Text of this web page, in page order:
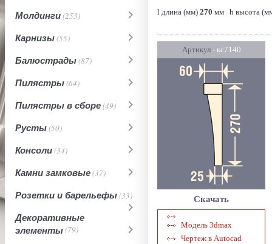
Молдинги(253)
Карнизы(55)
Балюстрады(87)
Пилястры(64)
Пилястры в сборе(49)
Русты(50)
Консоли(34)
Камни замковые(37)
Розетки и барельефы(33)
Декоративные
элементы(79)
l длина (мм) 270 мм h высота
Артикул- кс7140
Скачать
Модель 3dmax
Чертеж в Autocad